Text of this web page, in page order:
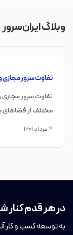
وبلاگ ایران‌سرور
تفاوت سرور
تفاوت سرور
مختلف از فضاهای
۱۹ مرداد ۱۴۰۱
در هر قدم کنار
به توسعه کسب و کار